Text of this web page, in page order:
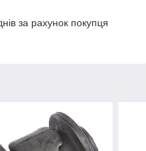
за рахунок покупця